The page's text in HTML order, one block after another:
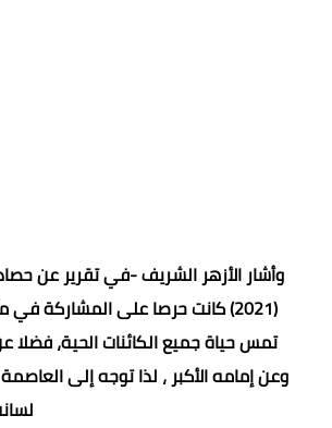
(2021) كانت حرصا على المشاركة
تمس حياة جميع الكائنات الحية،
وعن إمامه الأكبر ، لذا توجه إلى